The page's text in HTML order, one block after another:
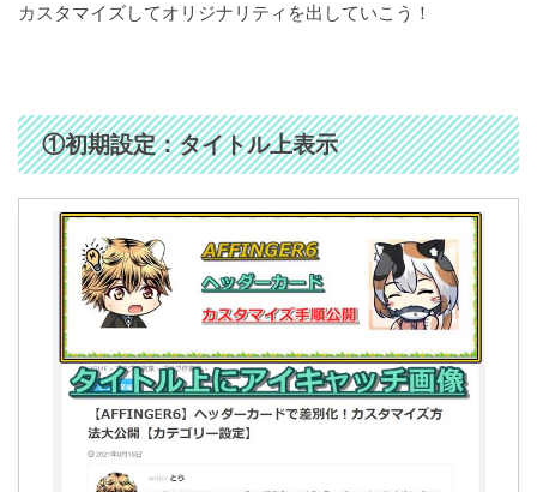
カスタマイズしてオリジナリティを出していこう！
①初期設定：タイトル上表示